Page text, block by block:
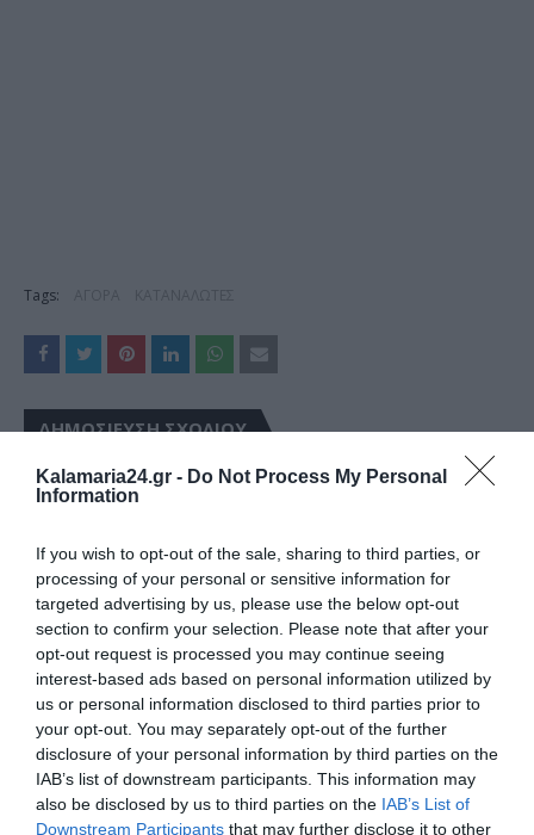
Kalamaria24.gr - Do Not Process My Personal
Information
If you wish to opt-out of the sale, sharing to third parties, or
processing of your personal or sensitive information for
targeted advertising by us, please use the below opt-out
section to confirm your selection. Please note that after your
opt-out request is processed you may continue seeing
interest-based ads based on personal information utilized by
us or personal information disclosed to third parties prior to
your opt-out. You may separately opt-out of the further
disclosure of your personal information by third parties on the
IAB’s list of downstream participants. This information may
also be disclosed by us to third parties on the IAB’s List of
Downstream Participants that may further disclose it to other
Tags:
ΔΗΜΟΣΊΕΥΣΗ ΣΧΟΛΊΟΥ
0 Σχόλια